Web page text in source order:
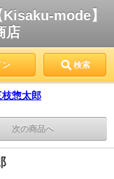
mode】
店
ン 検索
惣太郎
次の商品へ